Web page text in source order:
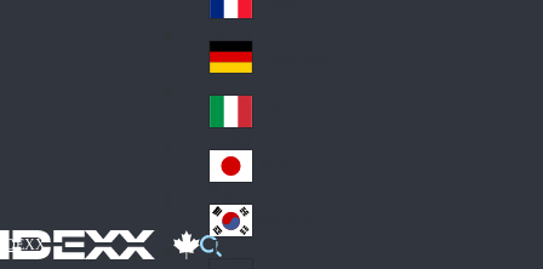
IDEXX
d
Fra
nc
e
Ge
an
y
Ital
y
Jap
an
Ko